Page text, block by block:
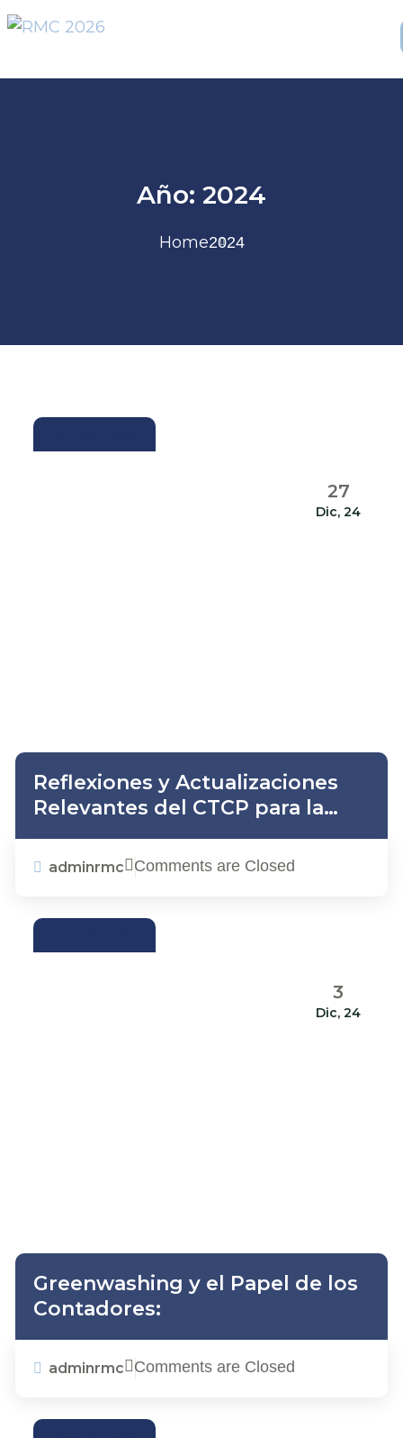
Año: 2024
Home2024
27
Dic, 24
Reflexiones y Actualizaciones
Relevantes del CTCP para la
Profesión Contable
adminrmc Comments are Closed
3
Dic, 24
Greenwashing y el Papel de los
Contadores:
adminrmc Comments are Closed